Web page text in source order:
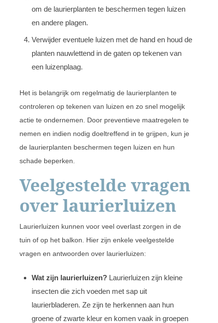
om de laurierplanten te beschermen tegen luizen
en andere plagen.
Verwijder eventuele luizen met de hand en houd de
planten nauwlettend in de gaten op tekenen van
een luizenplaag.
Het is belangrijk om regelmatig de laurierplanten te
controleren op tekenen van luizen en zo snel mogelijk
actie te ondernemen. Door preventieve maatregelen te
nemen en indien nodig doeltreffend in te grijpen, kun je
de laurierplanten beschermen tegen luizen en hun
schade beperken.
Veelgestelde vragen
over laurierluizen
Laurierluizen kunnen voor veel overlast zorgen in de
tuin of op het balkon. Hier zijn enkele veelgestelde
vragen en antwoorden over laurierluizen:
Wat zijn laurierluizen? Laurierluizen zijn kleine
insecten die zich voeden met sap uit
laurierbladeren. Ze zijn te herkennen aan hun
groene of zwarte kleur en komen vaak in groepen